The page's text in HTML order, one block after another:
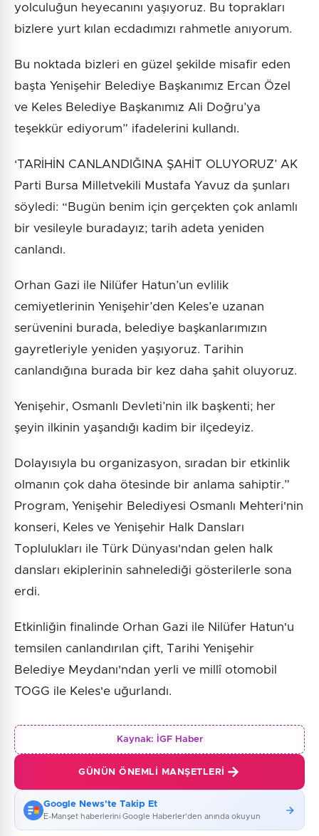
yolculuğun heyecanını yaşıyoruz. Bu toprakları
bizlere yurt kılan ecdadımızı rahmetle anıyorum.
Bu noktada bizleri en güzel şekilde misafir eden
başta Yenişehir Belediye Başkanımız Ercan Özel
ve Keles Belediye Başkanımız Ali Doğru’ya
teşekkür ediyorum” ifadelerini kullandı.
‘TARİHİN CANLANDIĞINA ŞAHİT OLUYORUZ’ AK
Parti Bursa Milletvekili Mustafa Yavuz da şunları
söyledi: “Bugün benim için gerçekten çok anlamlı
bir vesileyle buradayız; tarih adeta yeniden
canlandı.
Orhan Gazi ile Nilüfer Hatun’un evlilik
cemiyetlerinin Yenişehir’den Keles’e uzanan
serüvenini burada, belediye başkanlarımızın
gayretleriyle yeniden yaşıyoruz. Tarihin
canlandığına burada bir kez daha şahit oluyoruz.
Yenişehir, Osmanlı Devleti’nin ilk başkenti; her
şeyin ilkinin yaşandığı kadim bir ilçedeyiz.
Dolayısıyla bu organizasyon, sıradan bir etkinlik
olmanın çok daha ötesinde bir anlama sahiptir.”
Program, Yenişehir Belediyesi Osmanlı Mehteri'nin
konseri, Keles ve Yenişehir Halk Dansları
Toplulukları ile Türk Dünyası'ndan gelen halk
dansları ekiplerinin sahnelediği gösterilerle sona
erdi.
Etkinliğin finalinde Orhan Gazi ile Nilüfer Hatun'u
temsilen canlandırılan çift, Tarihi Yenişehir
Belediye Meydanı'ndan yerli ve millî otomobil
TOGG ile Keles'e uğurlandı.
Kaynak: İGF Haber
GÜNÜN ÖNEMLI MANŞETLERI
Google News'te Takip Et
E-Manşet haberlerini Google Haberler'den anında okuyun